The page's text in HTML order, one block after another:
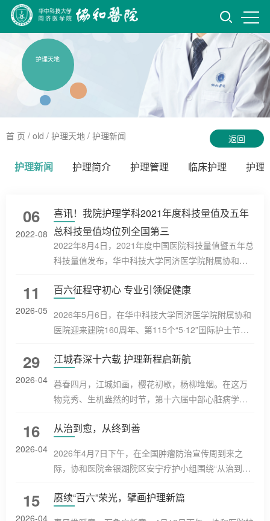
护理天地
首 页 / old / 护理天地 / 护理新闻 返回
护理新闻 护理简介 护理管理 临床护理 护理
06
2022-08
喜讯！我院护理学科2021年度科技量值及五年
总科技量值均位列全国第三
2022年8月4日，2021年度中国医院科技量值暨五年总
科技量值发布，华中科技大学同济医学院附属协和医
理学科排名全国第三；代表学科稳定科研实力的五年
中国医院科技评价结果于2014-2022年连续八年发
布。2018年首次提出科技量值（Science and
绕科技活动全过程，覆盖创新活动全链条...
11
2026-05
百六征程守初心 专业引领促健康
2026年5月6日，在华中科技大学同济医学院附属协和
医院迎来建院160周年、第115个“5·12”国际护士节即
的“第三届护理科普比赛”圆满落幕。本次比赛以“百六
《“健康中国2030”规划纲要》《全民科学素质行动规
划纲要（2021-2035年）》及国家卫生健康委关于推
桥、以护理为翼，展现协...
29
2026-04
江城春深十六载 护理新程启新航
暮春四月，江城如画，樱花初歇，杨柳堆烟。在这万
物竞秀、生机盎然的时节，第十六届中部心脏病学会
护理同仁齐聚一堂，围绕护理精细化管理、多学科融
流。开幕式由华中科技大学同济医学院附属协和医院
心内科牵头护士长王玲主持。首先，大会主席、华中
授致辞，并向来自全国各地的与...
16
2026-04
从治到愈，从终到善
2026年4月7日下午，在全国肿瘤防治宣传周到来之
际，协和医院金银湖院区安宁疗护小组围绕“从治到
办了“安宁有约—生命教育工作坊”。本次活动特邀患
15
2026-04
赓续“百六”荣光，擘画护理新篇